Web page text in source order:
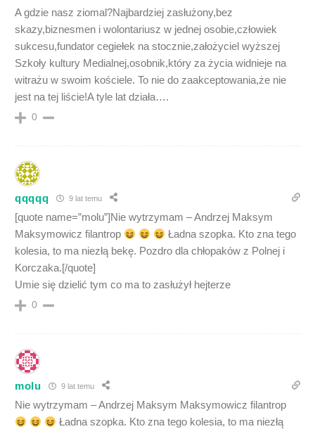
A gdzie nasz ziomal?Najbardziej zasłużony,bez
skazy,biznesmen i wolontariusz w jednej osobie,człowiek
sukcesu,fundator cegiełek na stocznie,założyciel wyższej
Szkoły kultury Medialnej,osobnik,który za życia widnieje na
witrażu w swoim kościele. To nie do zaakceptowania,że nie
jest na tej liście!A tyle lat działa….
0
qqqqq 9 lat temu
[quote name=”molu”]Nie wytrzymam – Andrzej Maksym
Maksymowicz filantrop
Ładna szopka. Kto zna tego
kolesia, to ma niezłą bekę. Pozdro dla chłopaków z Polnej i
Korczaka.[/quote]
Umie się dzielić tym co ma to zasłużył hejterze
0
molu 9 lat temu
Nie wytrzymam – Andrzej Maksym Maksymowicz filantrop
Ładna szopka. Kto zna tego kolesia, to ma niezłą